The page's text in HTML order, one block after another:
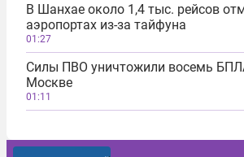
В Шанхае около 1,4 тыс. рейсов
аэропортах из-за тайфуна
01:27
Силы ПВО уничтожили восемь
Москве
01:11